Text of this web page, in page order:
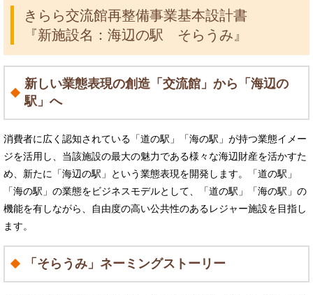
​きらら交流館再整備事業基本設計書
『新施設名：海辺の駅 そらうみ』
新しい業態表現の創造「交流館」から「海辺の
駅」へ
消費者に広く認知されている「道の駅」「海の駅」が持つ業態イメー
ジを活用し、当該施設の最大の魅力である様々な海辺財産を活かすた
め、新たに「海辺の駅」という業態表現を開発します。​「道の駅」
「海の駅」の業態をビジネスモデルとして、「道の駅」「海の駅」の
機能を有しながら、自由度の高い公共性のあるレジャー施設を目指し
ます。
「そらうみ」ネーミングストーリー